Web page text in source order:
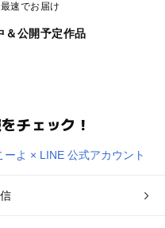
速でお届け
＆公開予定作品
チェック！